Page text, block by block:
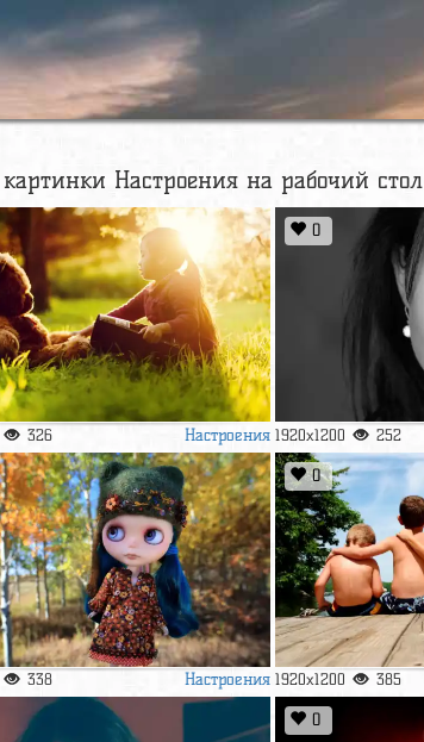
Настроения на рабочий стол
326 Настроения
0
1920x1200 252
338 Настроения
0
1920x1200 385
0